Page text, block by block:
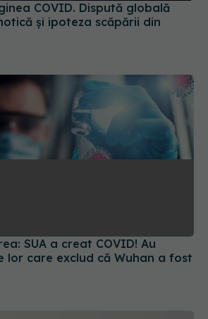
COVID. Dispută globală
și ipoteza scăpării din
SUA a creat COVID! Au
lor care exclud că Wuhan a fost